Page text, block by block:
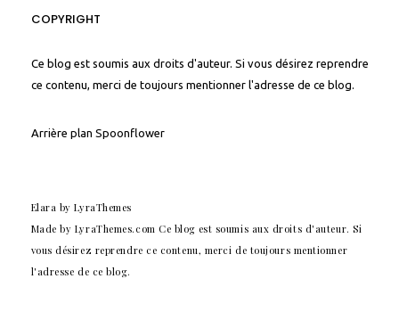
COPYRIGHT
Ce blog est soumis aux droits d'auteur. Si vous désirez reprendre
ce contenu, merci de toujours mentionner l'adresse de ce blog.
Arrière plan Spoonflower
Elara by LyraThemes
Made by LyraThemes.com Ce blog est soumis aux droits d'auteur. Si
vous désirez reprendre ce contenu, merci de toujours mentionner
l'adresse de ce blog.